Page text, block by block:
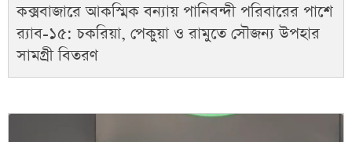
কক্সবাজারে আকস্মিক বন্যায় পানিবন্দী পরিবারের পাশে
র‌্যাব-১৫: চকরিয়া, পেকুয়া ও রামুতে সৌজন্য উপহার
সামগ্রী বিতরণ